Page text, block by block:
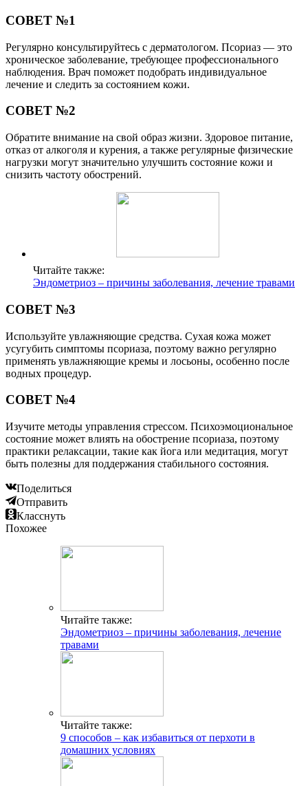
СОВЕТ №1
Регулярно консультируйтесь с дерматологом. Псориаз — это
хроническое заболевание, требующее профессионального
наблюдения. Врач поможет подобрать индивидуальное
лечение и следить за состоянием кожи.
СОВЕТ №2
Обратите внимание на свой образ жизни. Здоровое питание,
отказ от алкоголя и курения, а также регулярные физические
нагрузки могут значительно улучшить состояние кожи и
снизить частоту обострений.
Читайте также:
Эндометриоз – причины заболевания, лечение травами
СОВЕТ №3
Используйте увлажняющие средства. Сухая кожа может
усугубить симптомы псориаза, поэтому важно регулярно
применять увлажняющие кремы и лосьоны, особенно после
водных процедур.
СОВЕТ №4
Изучите методы управления стрессом. Психоэмоциональное
состояние может влиять на обострение псориаза, поэтому
практики релаксации, такие как йога или медитация, могут
быть полезны для поддержания стабильного состояния.
Поделиться
Отправить
Класснуть
Похожее
Читайте также:
Эндометриоз – причины заболевания, лечение
травами
Читайте также:
9 способов – как избавиться от перхоти в
домашних условиях